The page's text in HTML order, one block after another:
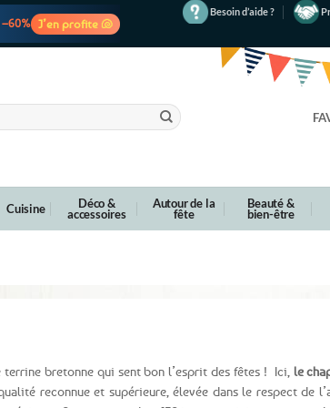
–60% J’en profite 🐚
Besoin d’aide ?
Cuisine Déco &
accessoires
Autour de la
fête
Beauté &
bien-être
terrine bretonne qui sent bon l’esprit des fêtes ! Ici, le
reconnue et supérieure, élevée dans le respect de